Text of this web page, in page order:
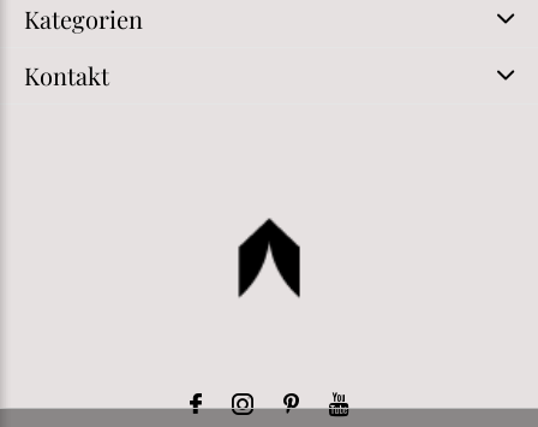
Kategorien
Kontakt